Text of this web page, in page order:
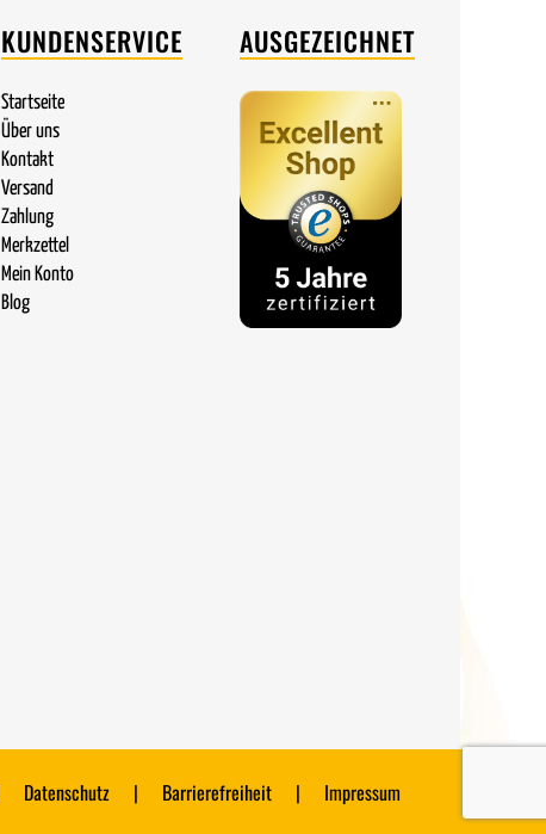
KUNDENSERVICE
Startseite
Über uns
Kontakt
Versand
Zahlung
Merkzettel
Mein Konto
Blog
AUSGEZEICHNET
Datenschutz Barrierefreiheit Impressum